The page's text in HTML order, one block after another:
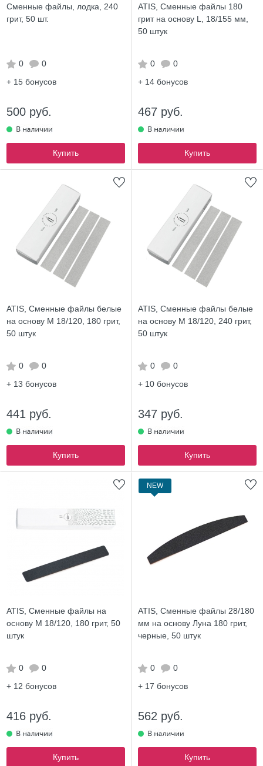
Сменные файлы, лодка, 240
грит, 50 шт.
0
0
+ 15 бонусов
500 руб.
Купить
ATIS, Сменные файлы 180
грит на основу L, 18/155 мм,
50 штук
0
0
+ 14 бонусов
467 руб.
Купить
ATIS, Сменные файлы белые
на основу М 18/120, 180 грит,
50 штук
0
0
+ 13 бонусов
441 руб.
Купить
ATIS, Сменные файлы белые
на основу М 18/120, 240 грит,
50 штук
0
0
+ 10 бонусов
347 руб.
Купить
ATIS, Сменные файлы на
основу М 18/120, 180 грит, 50
штук
0
0
+ 12 бонусов
416 руб.
Купить
NEW
ATIS, Сменные файлы 28/180
мм на основу Луна 180 грит,
черные, 50 штук
0
0
+ 17 бонусов
562 руб.
Купить